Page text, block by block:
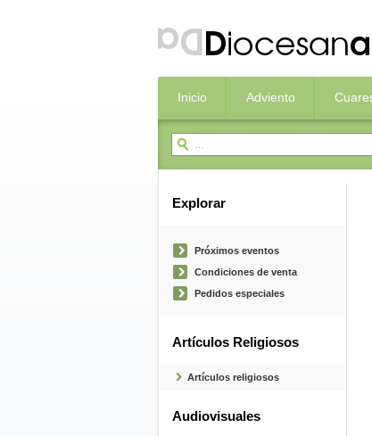
Inicio Adviento
Explorar
Próximos eventos
Condiciones de venta
Pedidos especiales
Artículos Religiosos
Artículos religiosos
Audiovisuales